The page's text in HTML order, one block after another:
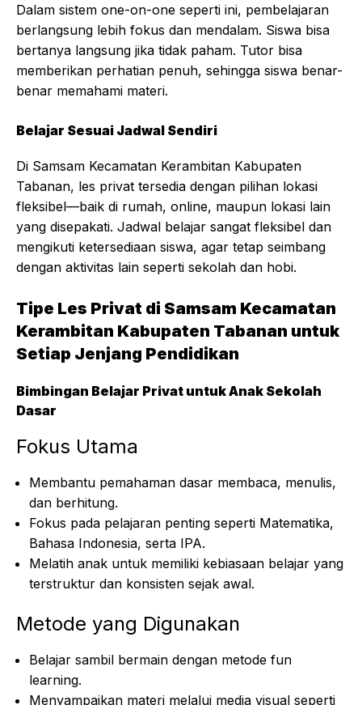
Dalam sistem one-on-one seperti ini, pembelajaran
berlangsung lebih fokus dan mendalam. Siswa bisa
bertanya langsung jika tidak paham. Tutor bisa
memberikan perhatian penuh, sehingga siswa benar-
benar memahami materi.
Belajar Sesuai Jadwal Sendiri
Di Samsam Kecamatan Kerambitan Kabupaten
Tabanan, les privat tersedia dengan pilihan lokasi
fleksibel—baik di rumah, online, maupun lokasi lain
yang disepakati. Jadwal belajar sangat fleksibel dan
mengikuti ketersediaan siswa, agar tetap seimbang
dengan aktivitas lain seperti sekolah dan hobi.
Tipe Les Privat di Samsam Kecamatan
Kerambitan Kabupaten Tabanan untuk
Setiap Jenjang Pendidikan
Bimbingan Belajar Privat untuk Anak Sekolah
Dasar
Fokus Utama
Membantu pemahaman dasar membaca, menulis,
dan berhitung.
Fokus pada pelajaran penting seperti Matematika,
Bahasa Indonesia, serta IPA.
Melatih anak untuk memiliki kebiasaan belajar yang
terstruktur dan konsisten sejak awal.
Metode yang Digunakan
Belajar sambil bermain dengan metode fun
learning.
Menyampaikan materi melalui media visual seperti